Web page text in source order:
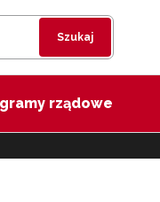
Szukaj
rządowe